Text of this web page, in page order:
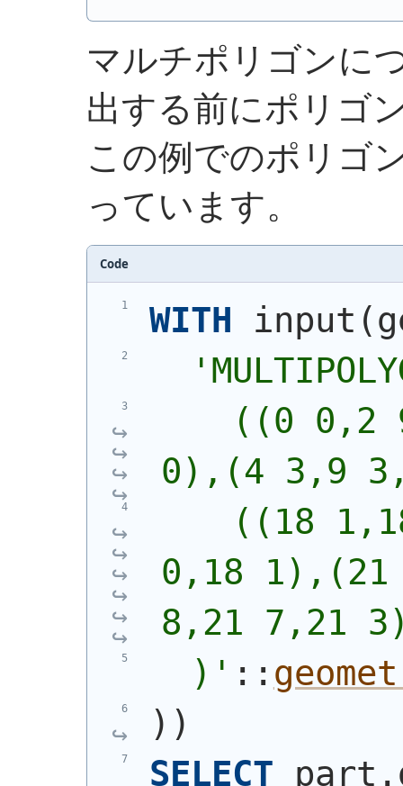
マルチポリゴンに
出する前にポリゴ
この例でのポリゴ
っています。
Code
WITH input (
'
((0 0,2
0),(4 3,9
((18
0,18 1),(21
8,21 7,21
  )
' ::
) )
SELECT